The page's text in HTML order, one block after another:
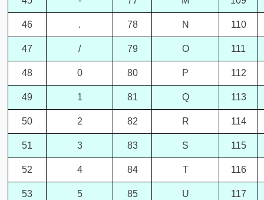
46 . 78 N 110
47 / 79 O 111
48 0 80 P 112
49 1 81 Q 113
50 2 82 R 114
51 3 83 S 115
52 4 84 T 116
53 5 85 U 117